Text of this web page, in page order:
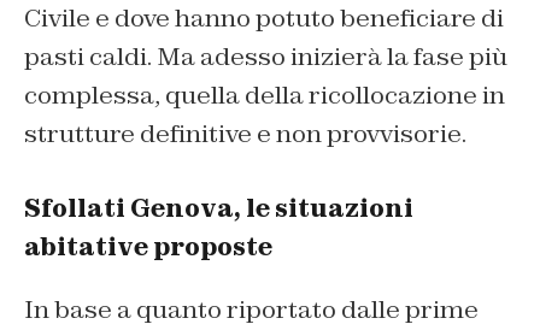
Civile e dove hanno potuto beneficiare di
pasti caldi. Ma adesso inizierà la fase più
complessa, quella della ricollocazione in
strutture definitive e non provvisorie.
Sfollati Genova, le situazioni
abitative proposte
In base a quanto riportato dalle prime